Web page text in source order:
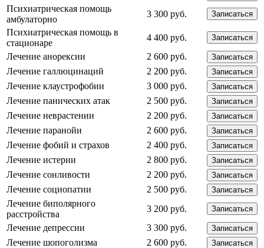
Психиатрическая помощь
амбулаторно
3 300 руб. Записаться
Психиатрическая помощь в
стационаре
4 400 руб. Записаться
Лечение анорексии 2 600 руб. Записаться
Лечение галлюцинаций 2 200 руб. Записаться
Лечение клаустрофобии 3 000 руб. Записаться
Лечение панических атак 2 500 руб. Записаться
Лечение неврастении 2 200 руб. Записаться
Лечение паранойи 2 600 руб. Записаться
Лечение фобий и страхов 2 400 руб. Записаться
Лечение истерии 2 800 руб. Записаться
Лечение сонливости 2 200 руб. Записаться
Лечение социопатии 2 500 руб. Записаться
Лечение биполярного
расстройства
3 200 руб. Записаться
Лечение депрессии 3 300 руб. Записаться
Лечение шопоголизма 2 600 руб. Записаться